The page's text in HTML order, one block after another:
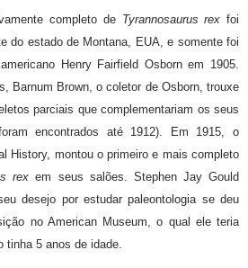
completo de Tyrannosaurus rex foi
do estado de Montana, EUA, e somente foi
Henry Fairfield Osborn em 1905.
Barnum Brown, o coletor de Osborn, trouxe
parciais que complementariam os seus
encontrados até 1912). Em 1915, o
History, montou o primeiro e mais completo
rexem seus salões. Stephen Jay Gould
desejo por estudar paleontologia se deu
no American Museum, o qual ele teria
tinha 5 anos de idade.